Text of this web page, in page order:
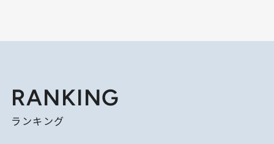
RANKING
ランキング